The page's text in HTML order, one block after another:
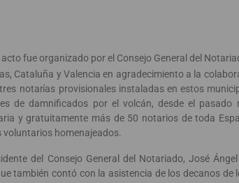
l acto fue organizado por el Consejo General del
Cataluña y Valencia en agradecimiento a la
notarías provisionales instaladas en estos
de damnificados por el volcán, desde el pasado
y gratuitamente más de 50 notarios de toda
voluntarios homenajeados.
del Consejo General del Notariado, José
también contó con la asistencia de los decanos de